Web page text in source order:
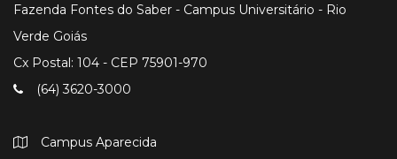
Fazenda Fontes do Saber - Campus Universitário - Rio
Verde Goiás
Cx Postal: 104 - CEP 75901-970
(64) 3620-3000
Campus Aparecida